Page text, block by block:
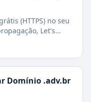
(HTTPS) no seu
Let's
Domínio .adv.br